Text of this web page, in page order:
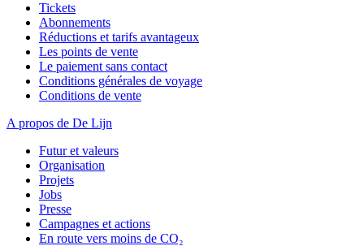
Tickets
Abonnements
Réductions et tarifs avantageux
Les points de vente
Le paiement sans contact
Conditions générales de voyage
Conditions de vente
A propos de De Lijn
Futur et valeurs
Organisation
Projets
Jobs
Presse
Campagnes et actions
En route vers moins de CO₂